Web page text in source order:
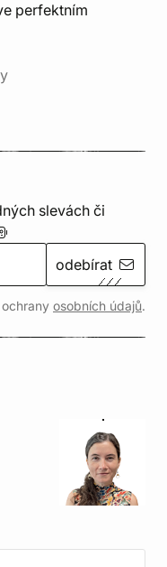
perfektním
slevách či
odebírat
osobních údajů.